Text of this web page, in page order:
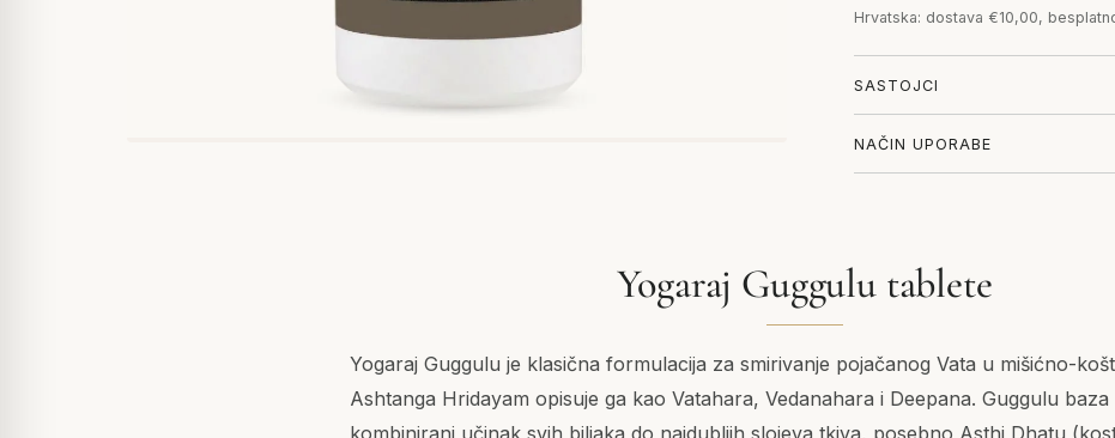
Hrvatska: dostava €10,00,
SASTOJCI
NAČIN UPORABE
Yogaraj Guggulu tablete
Yogaraj Guggulu je klasična formulacija za smirivanje pojačanog Vata u mišićno-
Ashtanga Hridayam opisuje ga kao Vatahara, Vedanahara i Deepana. Guggulu
kombinirani učinak svih biljaka do najdubljih slojeva tkiva, posebno Asthi Dhatu